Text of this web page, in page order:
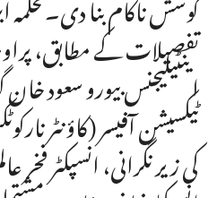
تفصیلات کے مطابق،
اینٹیلیجنس بیورو سعود خان
ٹیکسیشن آفیسر (کاؤنٹر
کی زیر نگرانی، انسپکٹر